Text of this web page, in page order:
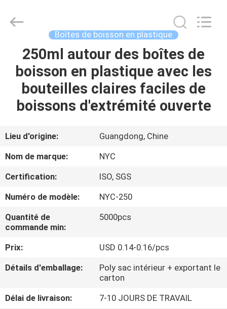
MAISON
PRODUITS
SUJET
DE
NOUS
VISITE
D'USINE
CONTRÔLE
DE
Products
Co.,Ltd..
Developed
Boîtes de boisson en plastique
250ml autour des boîtes de
boisson en plastique avec les
bouteilles claires faciles de
boissons d'extrémité ouverte
Lieu d'origine:
Guangdong, Chine
Nom de marque:
NYC
Certification:
ISO, SGS
Numéro de modèle:
NYC-250
Quantité de
commande min:
5000pcs
Prix:
USD 0.14-0.16/pcs
Détails d'emballage:
Poly sac intérieur + exportant le
carton
Délai de livraison:
7-10 JOURS DE TRAVAIL